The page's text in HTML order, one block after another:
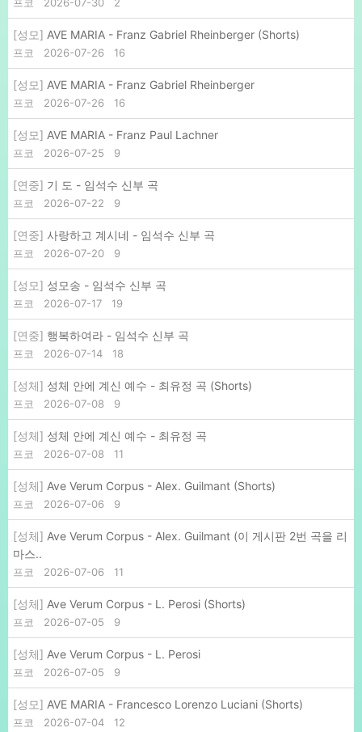
[성모] AVE MARIA - Franz Gabriel Rheinberger (Shorts)
프코 2026-07-26 16
[성모] AVE MARIA - Franz Gabriel Rheinberger
프코 2026-07-26 16
[성모] AVE MARIA - Franz Paul Lachner
프코 2026-07-25 9
[연중] 기 도 - 임석수 신부 곡
프코 2026-07-22 9
[연중] 사랑하고 계시네 - 임석수 신부 곡
프코 2026-07-20 9
[성모] 성모송 - 임석수 신부 곡
프코 2026-07-17 19
[연중] 행복하여라 - 임석수 신부 곡
프코 2026-07-14 18
[성체] 성체 안에 계신 예수 - 최유정 곡 (Shorts)
프코 2026-07-08 9
[성체] 성체 안에 계신 예수 - 최유정 곡
프코 2026-07-08 11
[성체] Ave Verum Corpus - Alex. Guilmant (Shorts)
프코 2026-07-06 9
[성체] Ave Verum Corpus - Alex. Guilmant (이 게시판 2번 곡을 리
마스..
프코 2026-07-06 11
[성체] Ave Verum Corpus - L. Perosi (Shorts)
프코 2026-07-05 9
[성체] Ave Verum Corpus - L. Perosi
프코 2026-07-05 9
[성모] AVE MARIA - Francesco Lorenzo Luciani (Shorts)
프코 2026-07-04 12